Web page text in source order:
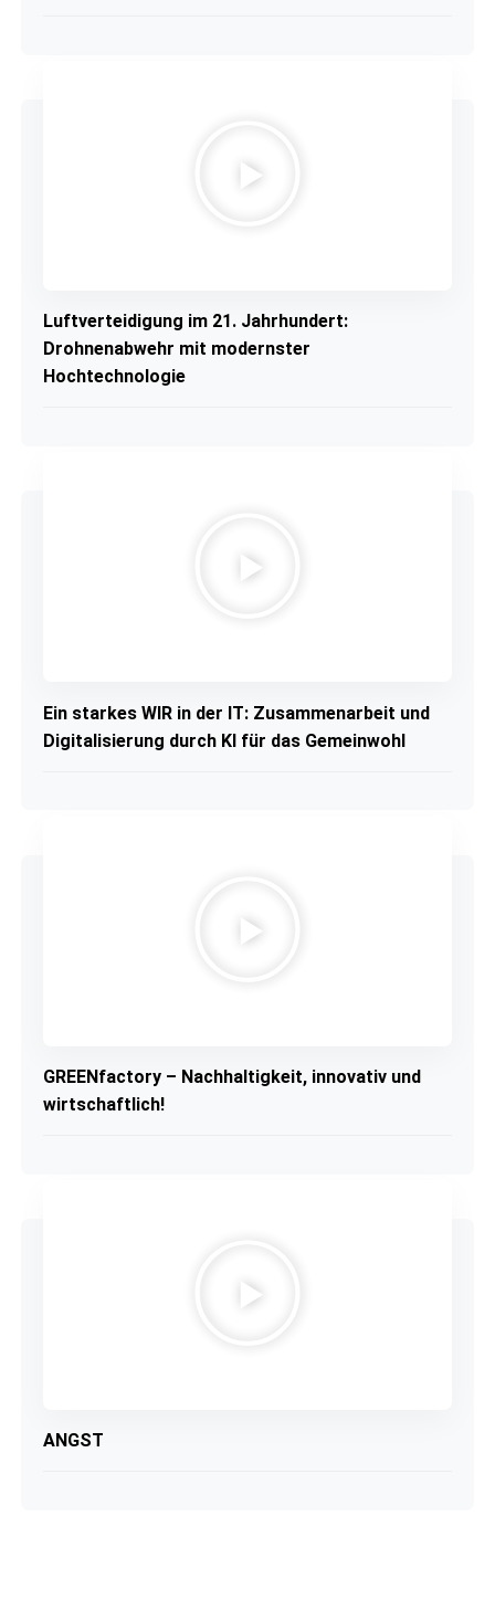
Luftverteidigung im 21. Jahrhundert:
Drohnenabwehr mit modernster
Hochtechnologie
Ein starkes WIR in der IT: Zusammenarbeit und
Digitalisierung durch KI für das Gemeinwohl
GREENfactory – Nachhaltigkeit, innovativ und
wirtschaftlich!
ANGST